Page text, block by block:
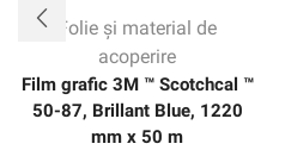
Folie și material de
acoperire
Film grafic 3M ™ Scotchcal ™
50-87, Brillant Blue, 1220
mm x 50 m